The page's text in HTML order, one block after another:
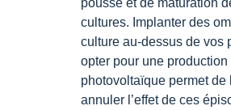
pousse et de maturation
cultures. Implanter des
culture au-dessus de vos
opter pour une production
photovoltaïque permet de
annuler l’effet de ces